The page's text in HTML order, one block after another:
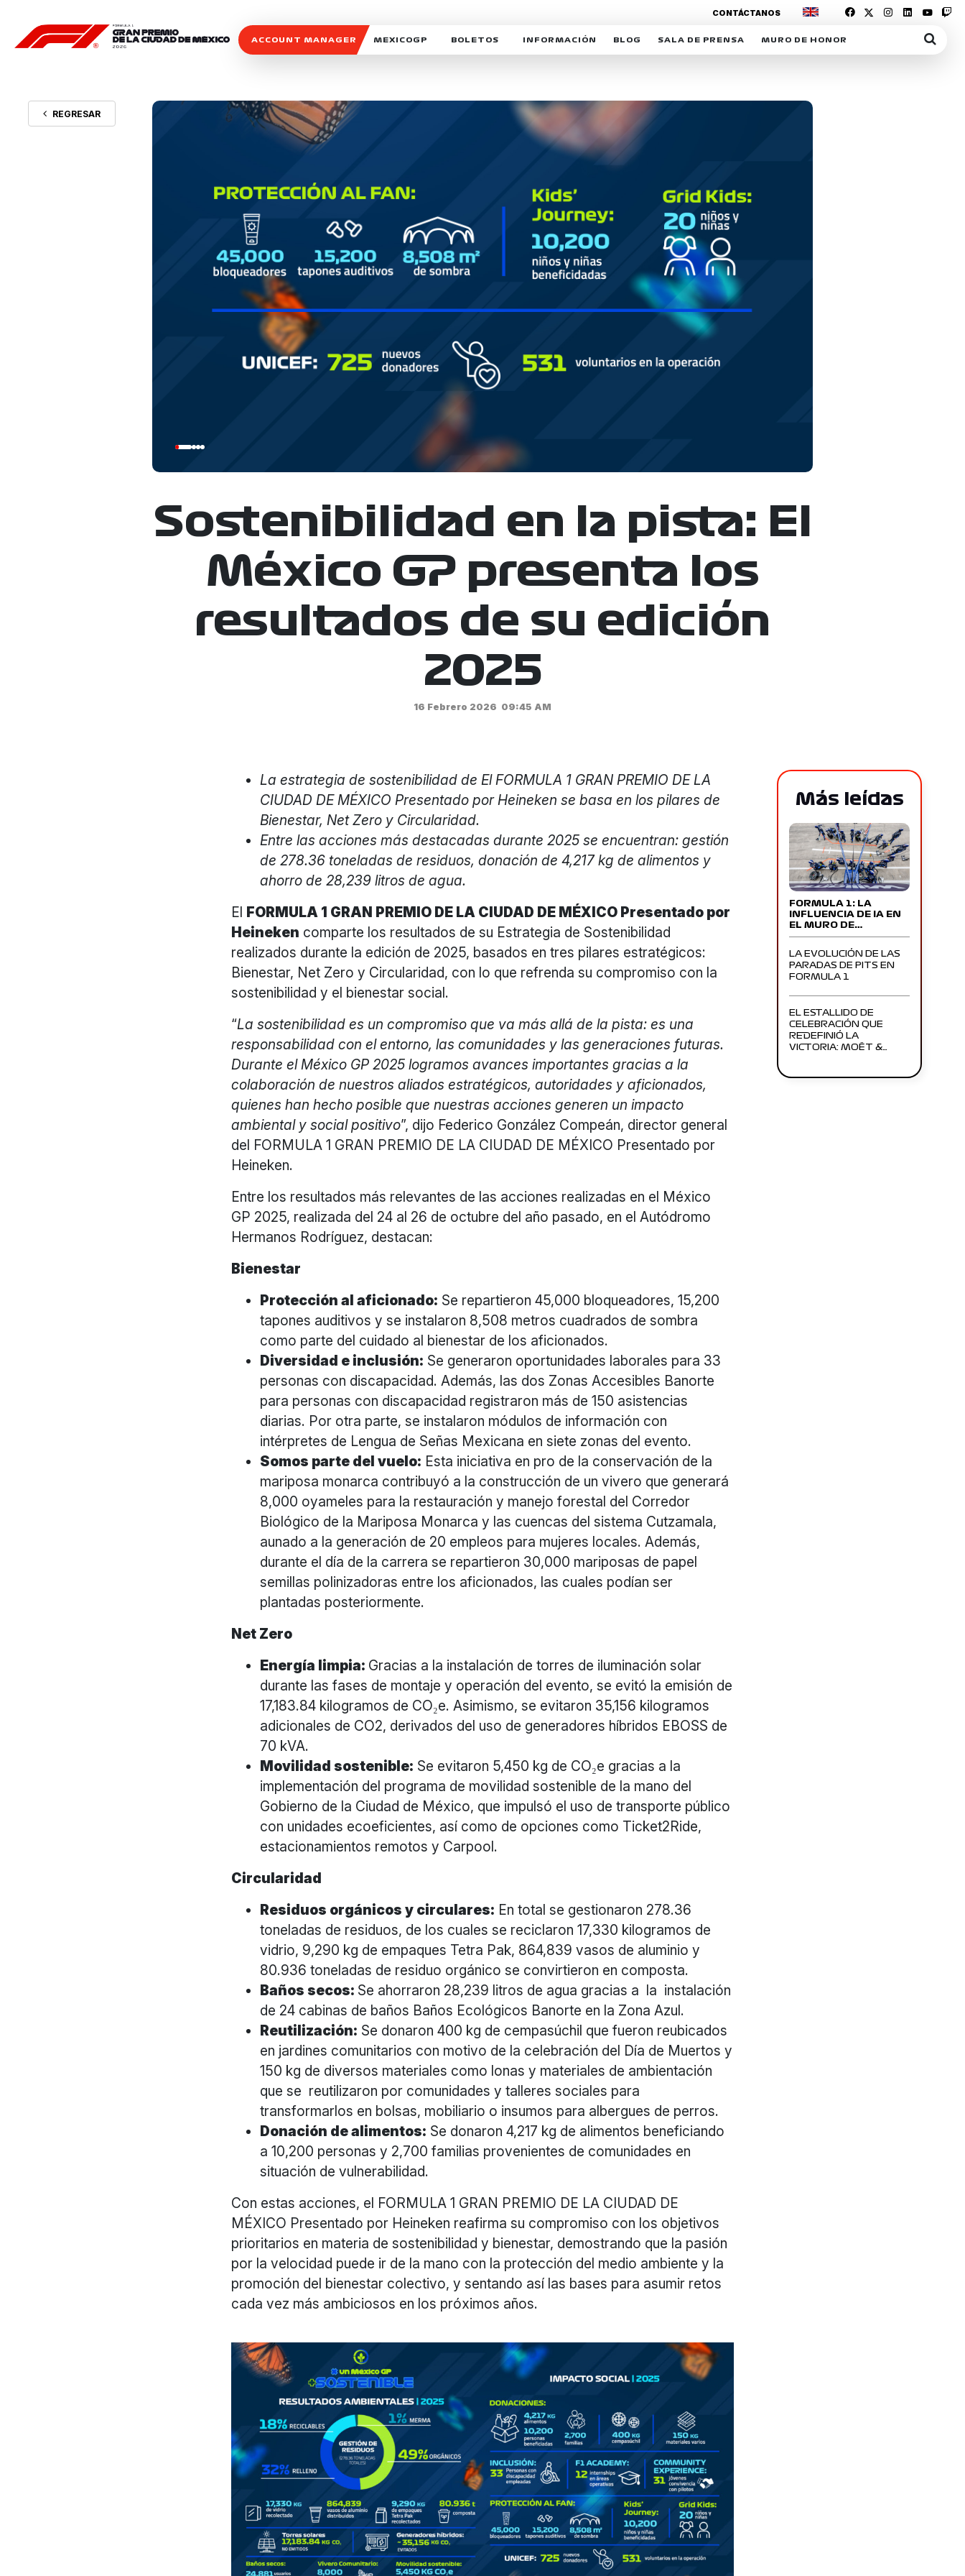
ACCOUNT MANAGER MEXICOGP BOLETOS INFORMACIÓN
DERECHO DE PRIMERA OPCIÓN
REFORESTEMOS JUNTOS
VOLUNTARIOS
EXPOSICIÓN FOTOGRÁFICA
CAMPEONATO
PATROCINADORES
BLOG
INTERACTIVOS
SALA DE PRENSA MURO DE HONOR
CONTÁCTANOS
REGRESAR
Sostenibilidad en la pista: El
México GP presenta los
resultados de su edición
2025
16 Febrero 2026 09:45 AM
La estrategia de sostenibilidad de El FORMULA 1 GRAN PREMIO DE LA
CIUDAD DE MÉXICO Presentado por Heineken se basa en los pilares de
Bienestar, Net Zero y Circularidad.
Entre las acciones más destacadas durante 2025 se encuentran: gestión
de 278.36 toneladas de residuos, donación de 4,217 kg de alimentos y
ahorro de 28,239 litros de agua.
El FORMULA 1 GRAN PREMIO DE LA CIUDAD DE MÉXICO Presentado por
Heineken comparte los resultados de su Estrategia de Sostenibilidad
realizados durante la edición de 2025, basados en tres pilares estratégicos:
Bienestar, Net Zero y Circularidad, con lo que refrenda su compromiso con la
sostenibilidad y el bienestar social.
“La sostenibilidad es un compromiso que va más allá de la pista: es una
responsabilidad con el entorno, las comunidades y las generaciones futuras.
Durante el México GP 2025 logramos avances importantes gracias a la
colaboración de nuestros aliados estratégicos, autoridades y aficionados,
quienes han hecho posible que nuestras acciones generen un impacto
ambiental y social positivo”, dijo Federico González Compeán, director general
del FORMULA 1 GRAN PREMIO DE LA CIUDAD DE MÉXICO Presentado por
Heineken.
Entre los resultados más relevantes de las acciones realizadas en el México
GP 2025, realizada del 24 al 26 de octubre del año pasado, en el Autódromo
Hermanos Rodríguez, destacan:
Bienestar
Protección al aficionado: Se repartieron 45,000 bloqueadores, 15,200
tapones auditivos y se instalaron 8,508 metros cuadrados de sombra
como parte del cuidado al bienestar de los aficionados.
Diversidad e inclusión: Se generaron oportunidades laborales para 33
personas con discapacidad. Además, las dos Zonas Accesibles Banorte
para personas con discapacidad registraron más de 150 asistencias
diarias. Por otra parte, se instalaron módulos de información con
intérpretes de Lengua de Señas Mexicana en siete zonas del evento.
Somos parte del vuelo: Esta iniciativa en pro de la conservación de la
mariposa monarca contribuyó a la construcción de un vivero que generará
8,000 oyameles para la restauración y manejo forestal del Corredor
Biológico de la Mariposa Monarca y las cuencas del sistema Cutzamala,
aunado a la generación de 20 empleos para mujeres locales. Además,
durante el día de la carrera se repartieron 30,000 mariposas de papel
semillas polinizadoras entre los aficionados, las cuales podían ser
plantadas posteriormente.
Net Zero
Energía limpia: Gracias a la instalación de torres de iluminación solar
durante las fases de montaje y operación del evento, se evitó la emisión de
17,183.84 kilogramos de CO₂e. Asimismo, se evitaron 35,156 kilogramos
adicionales de CO2, derivados del uso de generadores híbridos EBOSS de
70 kVA.
Movilidad sostenible: Se evitaron 5,450 kg de CO₂e gracias a la
implementación del programa de movilidad sostenible de la mano del
Gobierno de la Ciudad de México, que impulsó el uso de transporte público
con unidades ecoeficientes, así como de opciones como Ticket2Ride,
estacionamientos remotos y Carpool.
Circularidad
Residuos orgánicos y circulares: En total se gestionaron 278.36
toneladas de residuos, de los cuales se reciclaron 17,330 kilogramos de
vidrio, 9,290 kg de empaques Tetra Pak, 864,839 vasos de aluminio y
80.936 toneladas de residuo orgánico se convirtieron en composta.
Baños secos: Se ahorraron 28,239 litros de agua gracias a la instalación
de 24 cabinas de baños Baños Ecológicos Banorte en la Zona Azul.
Reutilización: Se donaron 400 kg de cempasúchil que fueron reubicados
en jardines comunitarios con motivo de la celebración del Día de Muertos y
150 kg de diversos materiales como lonas y materiales de ambientación
que se reutilizaron por comunidades y talleres sociales para
transformarlos en bolsas, mobiliario o insumos para albergues de perros.
Donación de alimentos: Se donaron 4,217 kg de alimentos beneficiando
a 10,200 personas y 2,700 familias provenientes de comunidades en
situación de vulnerabilidad.
Con estas acciones, el FORMULA 1 GRAN PREMIO DE LA CIUDAD DE
MÉXICO Presentado por Heineken reafirma su compromiso con los objetivos
prioritarios en materia de sostenibilidad y bienestar, demostrando que la pasión
por la velocidad puede ir de la mano con la protección del medio ambiente y la
promoción del bienestar colectivo, y sentando así las bases para asumir retos
cada vez más ambiciosos en los próximos años.
Más leídas
FORMULA 1: LA
INFLUENCIA DE IA EN
EL MURO DE…
LA EVOLUCIÓN DE LAS
PARADAS DE PITS EN
FORMULA 1
EL ESTALLIDO DE
CELEBRACIÓN QUE
REDEFINIÓ LA
VICTORIA: MOËT &…